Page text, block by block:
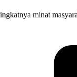
minat